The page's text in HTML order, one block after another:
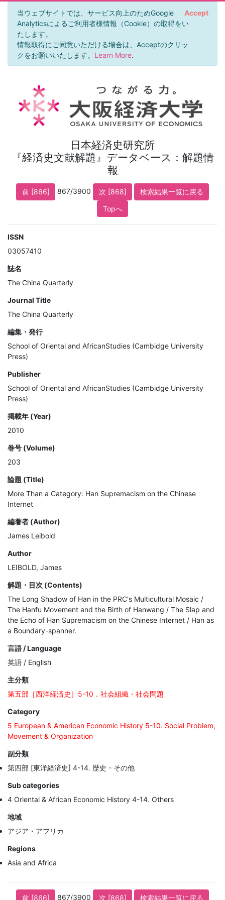
当ウェブサイトでは、サービス向上のためGoogle
Analyticsによるご利用者様情報（Cookie）の取得をい
たします。
情報取得にご同意いただける場合は、Acceptのクリッ
クをお願いいたします。 Learn More.
Accept
日本経済史研究所
『経済史文献解題』データベース：解題情
報
前 [866] 867/3900 次 [868]
検索結果一覧に戻る
Topへ
ISSN
03057410
誌名
The China Quarterly
Journal Title
The China Quarterly
編集・発行
School of Oriental and AfricanStudies (Cambidge University
Press)
Publisher
School of Oriental and AfricanStudies (Cambidge University
Press)
掲載年 (Year)
2010
巻号 (Volume)
203
論題 (Title)
More Than a Category: Han Supremacism on the Chinese
Internet
編著者 (Author)
James Leibold
Author
LEIBOLD, James
解題・目次 (Contents)
The Long Shadow of Han in the PRC's Multicultural Mosaic /
The Hanfu Movement and the Birth of Hanwang / The Slap and
the Echo of Han Supremacism on the Chinese Internet / Han as
a Boundary-spanner.
言語 / Language
英語 / English
主分類
第五部［西洋経済史］5-10．社会組織・社会問題
Category
5 European & American Economic History 5-10. Social Problem,
Movement & Organization
副分類
第四部 [東洋経済史] 4-14. 歴史・その他
Sub categories
4 Oriental & African Economic History 4-14. Others
地域
アジア・アフリカ
Regions
Asia and Africa
前 [866] 867/3900 次 [868] 検索結果一覧に戻る